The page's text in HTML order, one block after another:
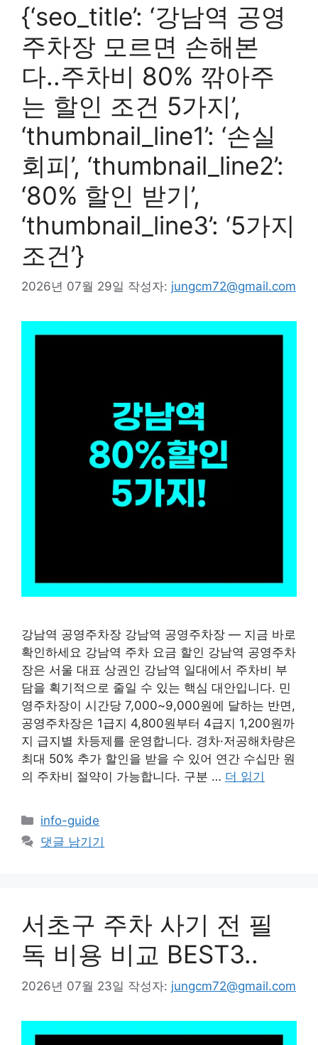
{‘seo_title’: ‘강남역 공영
주차장 모르면 손해본
다..주차비 80% 깎아주
는 할인 조건 5가지’,
‘thumbnail_line1’: ‘손실
회피’, ‘thumbnail_line2’:
‘80% 할인 받기’,
‘thumbnail_line3’: ‘5가지
조건’}
2026년 07월 29일 작성자: jungcm72@gmail.com
강남역 공영주차장 강남역 공영주차장 — 지금 바로
확인하세요 강남역 주차 요금 할인 강남역 공영주차
장은 서울 대표 상권인 강남역 일대에서 주차비 부
담을 획기적으로 줄일 수 있는 핵심 대안입니다. 민
영주차장이 시간당 7,000~9,000원에 달하는 반면,
공영주차장은 1급지 4,800원부터 4급지 1,200원까
지 급지별 차등제를 운영합니다. 경차·저공해차량은
최대 50% 추가 할인을 받을 수 있어 연간 수십만 원
의 주차비 절약이 가능합니다. 구분 … 더 읽기
카
테
info-guide
댓글 남기기
서초구 주차 사기 전 필
독 비용 비교 BEST3..
2026년 07월 23일 작성자: jungcm72@gmail.com